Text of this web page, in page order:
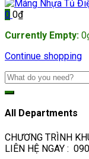
0 0₫
Currently Empty: 0
Continue shopping
All Departments
CHƯƠNG TRÌNH
LIÊN HỆ NGAY :